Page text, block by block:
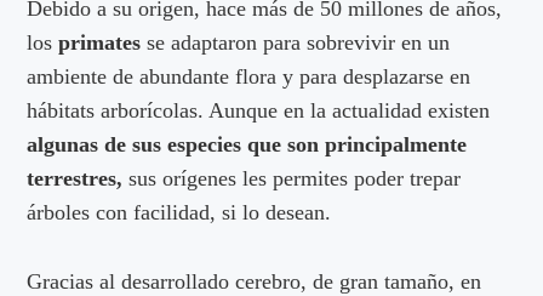
Debido a su origen, hace más de 50 millones de años,
losprimates se adaptaron para sobrevivir en un
ambiente de abundante flora y para desplazarse en
hábitats arborícolas. Aunque en la actualidad existen
algunas de sus especies que son principalmente
terrestres,sus orígenes les permites poder trepar
árboles con facilidad, si lo desean.
Gracias al desarrollado cerebro, de gran tamaño, en